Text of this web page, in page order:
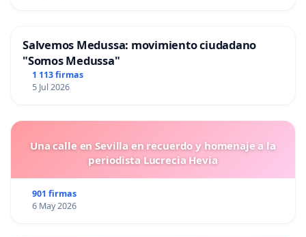
Salvemos Medussa: movimiento ciudadano
"Somos Medussa"
1 113 firmas
5 Jul 2026
Una calle en Sevilla en recuerdo y homenaje a la
periodista Lucrecia Hevia
901 firmas
6 May 2026